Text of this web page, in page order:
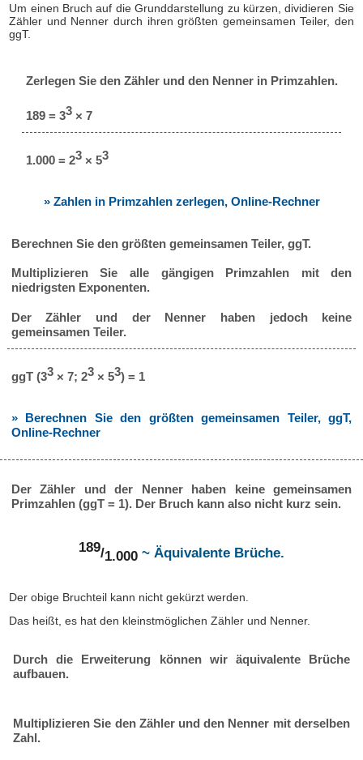
Um einen Bruch auf die Grunddarstellung zu kürzen, dividieren Sie
Zähler und Nenner durch ihren größten gemeinsamen Teiler, den
ggT.
Zerlegen Sie den Zähler und den Nenner in Primzahlen.
189 = 33× 7
1.000 = 23× 53
» Zahlen in Primzahlen zerlegen, Online-Rechner
Berechnen Sie den größten gemeinsamen Teiler, ggT.
Multiplizieren Sie alle gängigen Primzahlen mit den
niedrigsten Exponenten.
Der Zähler und der Nenner haben jedoch keine
gemeinsamen Teiler.
ggT (33× 7; 23× 53) = 1
» Berechnen Sie den größten gemeinsamen Teiler, ggT,
Online-Rechner
Der Zähler und der Nenner haben keine gemeinsamen
Primzahlen (ggT = 1). Der Bruch kann also nicht kurz sein.
189/1.000 ~ Äquivalente Brüche.
Der obige Bruchteil kann nicht gekürzt werden.
Das heißt, es hat den kleinstmöglichen Zähler und Nenner.
Durch die Erweiterung können wir äquivalente Brüche
aufbauen.
Multiplizieren Sie den Zähler und den Nenner mit derselben
Zahl.